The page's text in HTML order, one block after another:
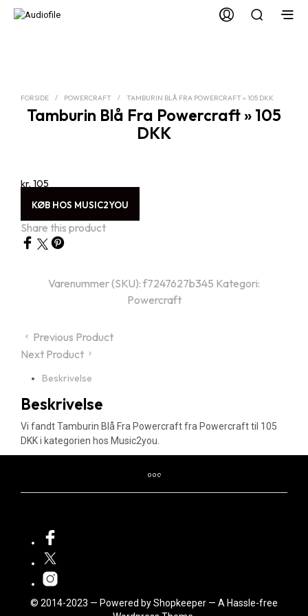
FORSIDE / POWERCRAFT / TAMBURIN BLÅ FRA POWERCRAFT » 105 DKK
Tamburin Blå Fra Powercraft » 105
DKK
kr. 105
KØB HOS MUSIC2YOU
Share this product
Varenummer (SKU): f7247627b345 Kategori:
Powercraft
Previous Product
Next Product
Beskrivelse
Beskrivelse
Vi fandt Tamburin Blå Fra Powercraft fra Powercraft til 105
DKK i kategorien hos Music2you.
© 2014-2023 — Powered by Shopkeeper — A Hassle-free